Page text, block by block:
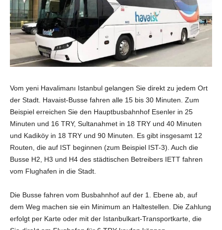
Vom yeni Havalimanı Istanbul gelangen Sie direkt zu jedem Ort
der Stadt. Havaist-Busse fahren alle 15 bis 30 Minuten. Zum
Beispiel erreichen Sie den Hauptbusbahnhof Esenler in 25
Minuten und 16 TRY, Sultanahmet in 18 TRY und 40 Minuten
und Kadiköy in 18 TRY und 90 Minuten. Es gibt insgesamt 12
Routen, die auf IST beginnen (zum Beispiel IST-3). Auch die
Busse H2, H3 und H4 des städtischen Betreibers IETT fahren
vom Flughafen in die Stadt.
Die Busse fahren vom Busbahnhof auf der 1. Ebene ab, auf
dem Weg machen sie ein Minimum an Haltestellen. Die Zahlung
erfolgt per Karte oder mit der Istanbulkart-Transportkarte, die